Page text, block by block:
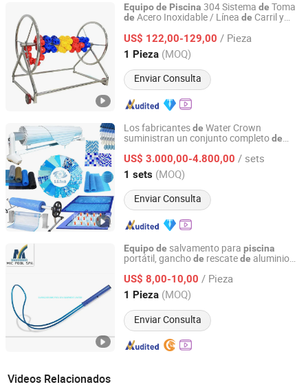
Equipode Piscina 304 Sistema de Toma
de Acero Inoxidable / Línea de Carril y
US$ 122,00-129,00 / Pieza
1 Pieza (MOQ)
Enviar Consulta
Guangzhou Jinde Environmental Protection Technology
Co., Ltd.
Guangdong, China
Los fabricantesde Water Crown
suministran un conjunto completode
US$ 3.000,00-4.800,00 / sets
1 sets (MOQ)
Enviar Consulta
Guangzhou Hongshida Biotechnology Co., Ltd.
Guangdong, China Desde 2020
Equipode salvamento para piscina
portátil, ganchode rescatede aluminio
US$ 8,00-10,00 / Pieza
1 Pieza (MOQ)
Enviar Consulta
GUANGZHOU MIC POOL SPA EQUIPMENT LIMITED
Guangdong, China Desde 2022
Videos Relacionados